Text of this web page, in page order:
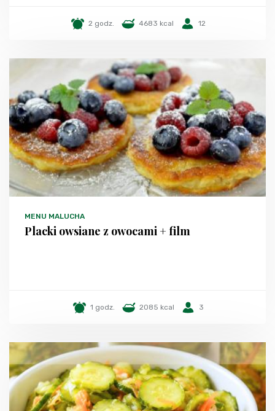
2 godz. 4683 kcal 12
MENU MALUCHA
Placki owsiane z owocami + film
1 godz. 2085 kcal 3